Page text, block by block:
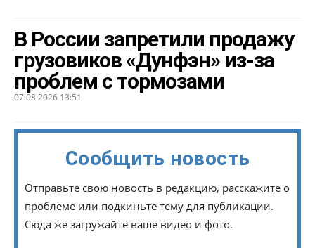
В России запретили продажу
грузовиков «Дунфэн» из-за
проблем с тормозами
07.08.2026 13:51
Сообщить новость
Отправьте свою новость в редакцию, расскажите о
проблеме или подкиньте тему для публикации.
Сюда же загружайте ваше видео и фото.